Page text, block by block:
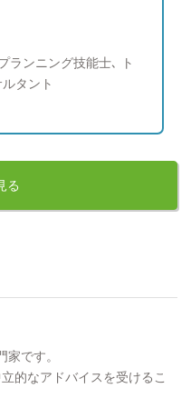
味 旅行、サウナ、
のか？資産運用や保
いて IFA は特定の金融
融機関の販売方針や
合ったアドバイスがで
ートナーとして末長く
が可能な点に注目し
●バリューアドバイ
様々。日々変化するマ
客様の目標達成のた
をチーム一丸となっ
ドバイザーズ”で
有しながら運用を行
案しています。ご提
ランニング技能士､ ト
タント
る
です。
的なアドバイスを受けるこ